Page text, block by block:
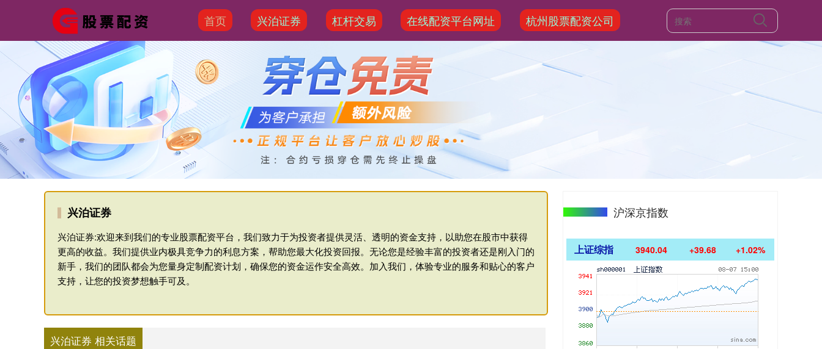
首页 兴泊证券 杠杆交易 在线配资平台网址 杭州股票配资公司
兴泊证券
兴泊证券:欢迎来到我们的专业股票配资平台，我们致力于为投资者提供灵活、透明的资金支持，以助您在股市中获得
更高的收益。我们提供业内极具竞争力的利息方案，帮助您最大化投资回报。无论您是经验丰富的投资者还是刚入门的
新手，我们的团队都会为您量身定制配资计划，确保您的资金运作安全高效。加入我们，体验专业的服务和贴心的客户
支持，让您的投资梦想触手可及。
兴泊证券 相关话题
沪深京指数
上证综指 3940.04 +39.68 +1.02%